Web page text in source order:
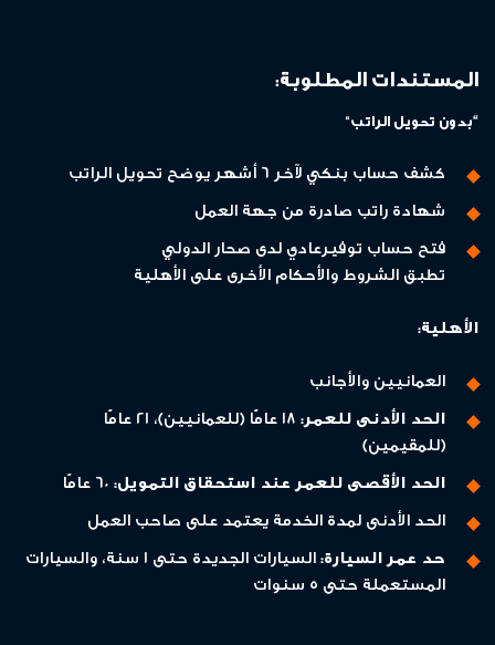
المستندات المطلوبة:
“بدون تحويل الراتب"
كشف حساب بنكي لآخر 6 أشهر يوضح تحويل الراتب
شهادة راتب صادرة من جهة العمل
فتح حساب توفيرعادي لدى صحار الدولي
تطبق الشروط والأحكام الأخرى على الأهلية
الأهلية:
العمانيين والأجانب
الحد الأدنى للعمر:
18 عامًا (للعمانيين)، 21 عامًا
(للمقيمين)
الحد الأقصى للعمر عند استحقاق التمويل:
الحد الأدنى لمدة الخدمة يعتمد على صاحب العمل
حد عمر السيارة:
السيارات الجديدة حتى 1 سنة، والسيارات
المستعملة حتى 5 سنوات